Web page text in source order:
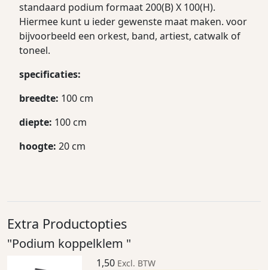
standaard podium formaat 200(B) X 100(H).
Hiermee kunt u ieder gewenste maat maken. voor
bijvoorbeeld een orkest, band, artiest, catwalk of
toneel.
specificaties:
breedte: 100 cm
diepte: 100 cm
hoogte: 20 cm
Extra Productopties
"Podium koppelklem "
1,50 Excl. BTW